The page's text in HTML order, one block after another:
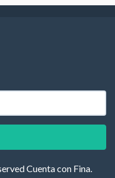
Cuenta con Fina.